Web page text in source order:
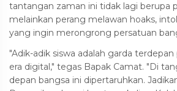
tantangan zaman ini tidak lagi berupa
melainkan perang melawan hoaks,
yang ingin merongrong persatuan
"Adik-adik siswa adalah garda
era digital," tegas Bapak Camat. "Di
depan bangsa ini dipertaruhkan.